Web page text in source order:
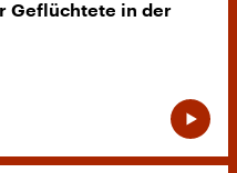
Geflüchtete in der